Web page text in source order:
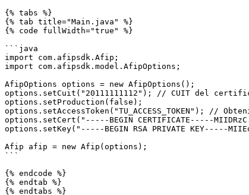
{% tabs %}
{% tab title="Main.java" %}
{% code fullWidth="true" %}
```java
import com.afipsdk.Afip;
import com.afipsdk.model.AfipOptions;
AfipOptions options = new AfipOptions();
options.setCuit("20111111112"); // CUIT del
options.setProduction(false);
options.setAccessToken("TU_ACCESS_TOKEN"); //
options.setCert("-----BEGIN CERTIFICATE-----
options.setKey("-----BEGIN RSA PRIVATE KEY-----
Afip afip = new Afip(options);
```
{% endcode %}
{% endtab %}